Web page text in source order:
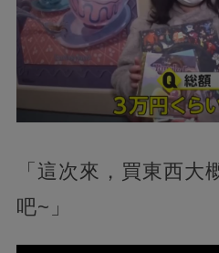
「這次來，買東西大
吧~」